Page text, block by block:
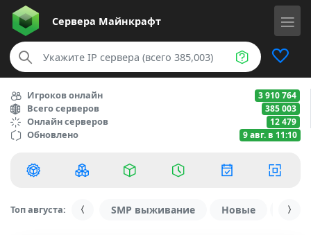
Сервера Майнкрафт
Игроков онлайн 3 910 764
Всего серверов 385 003
Онлайн серверов 12 479
Обновлено 9 авг. в 11:10
Топ августа: SMP выживание Новые С